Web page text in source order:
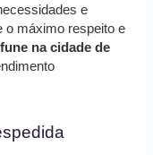
e
o máximo respeito e
na cidade de